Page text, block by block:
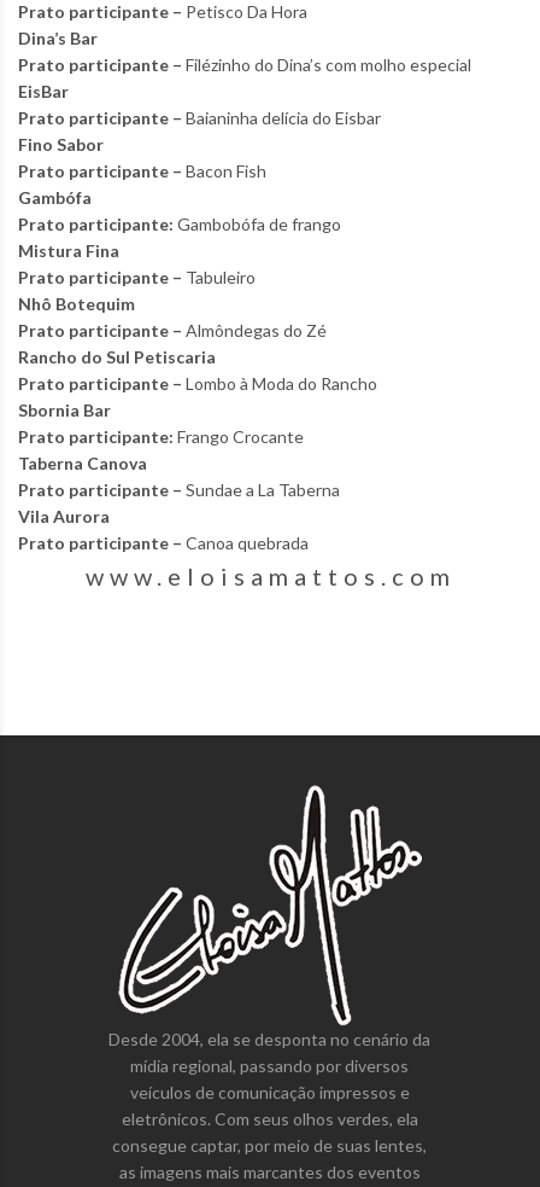
Prato participante – Petisco Da Hora
Dina’s Bar
Prato participante – Filézinho do Dina’s com molho especial
EisBar
Prato participante – Baianinha delícia do Eisbar
Fino Sabor
Prato participante – Bacon Fish
Gambófa
Prato participante: Gambobófa de frango
Mistura Fina
Prato participante – Tabuleiro
Nhô Botequim
Prato participante – Almôndegas do Zé
Rancho do Sul Petiscaria
Prato participante – Lombo à Moda do Rancho
Sbornia Bar
Prato participante: Frango Crocante
Taberna Canova
Prato participante – Sundae a La Taberna
Vila Aurora
Prato participante – Canoa quebrada
www.eloisamattos.com
Desde 2004, ela se desponta no cenário da
mídia regional, passando por diversos
veículos de comunicação impressos e
eletrônicos. Com seus olhos verdes, ela
consegue captar, por meio de suas lentes,
as imagens mais marcantes dos eventos